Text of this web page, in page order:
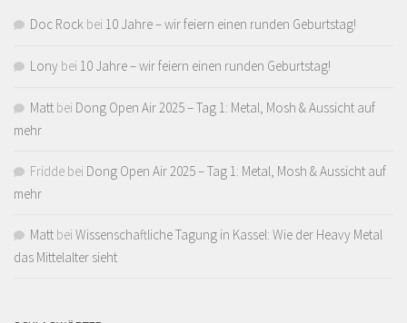
Doc Rock bei 10 Jahre – wir feiern einen runden Geburtstag!
Lony bei 10 Jahre – wir feiern einen runden Geburtstag!
Matt bei Dong Open Air 2025 – Tag 1: Metal, Mosh & Aussicht auf
mehr
Fridde bei Dong Open Air 2025 – Tag 1: Metal, Mosh & Aussicht auf
mehr
Matt bei Wissenschaftliche Tagung in Kassel: Wie der Heavy Metal
das Mittelalter sieht